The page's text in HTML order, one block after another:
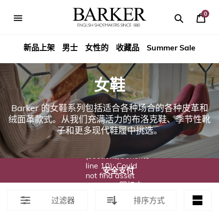
Shoes
Rest
of
World
新品上架 男士 女性的 收藏品 Summer Sale
0
你
女鞋
Barker 的女鞋系列包括适合各种场合的各种皮革和
绒面革款式。从我们充满活力的布洛克鞋、季节性靴
子和更多现代鞋履中挑选。
Liquid error
(sections/benefits
line 10): Could
not find asset
snippets/图标支
付.liquid
安全支付
过滤器 排序方式